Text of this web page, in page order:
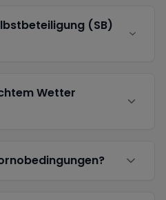
(SB)
Wetter